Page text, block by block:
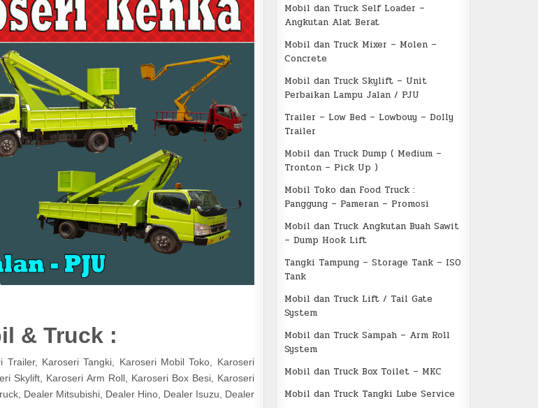
& Truck :
Karoseri Tangki, Karoseri Mobil Toko, Karoseri
Skylift, Karoseri Arm Roll, Karoseri Box Besi, Karoseri
Dealer Mitsubishi, Dealer Hino, Dealer Isuzu, Dealer
Mobil dan Truck Self Loader –
Angkutan Alat Berat
Mobil dan Truck Mixer – Molen –
Concrete
Mobil dan Truck Skylift – Unit
Perbaikan Lampu Jalan / PJU
Trailer – Low Bed – Lowbouy – Dolly
Trailer
Mobil dan Truck Dump ( Medium –
Tronton – Pick Up )
Mobil Toko dan Food Truck :
Panggung – Pameran – Promosi
Mobil dan Truck Angkutan Buah Sawit
– Dump Hook Lift
Tangki Tampung – Storage Tank – ISO
Tank
Mobil dan Truck Lift / Tail Gate
System
Mobil dan Truck Sampah – Arm Roll
System
Mobil dan Truck Box Toilet – MKC
Mobil dan Truck Tangki Lube Service